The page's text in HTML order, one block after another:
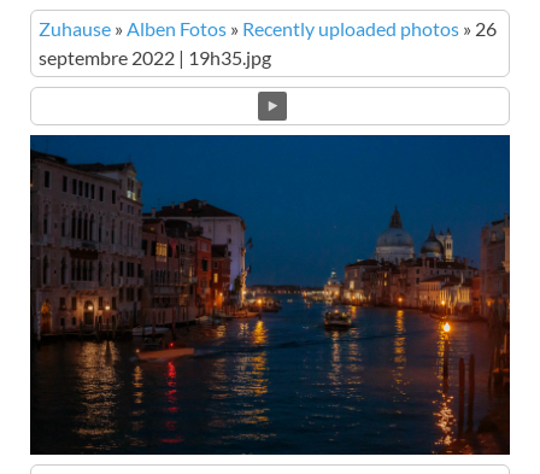
Zuhause » Alben Fotos » Recently uploaded photos » 26
septembre 2022 | 19h35.jpg